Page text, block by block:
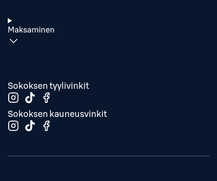
Maksaminen
Sokoksen tyylivinkit
Sokoksen kauneusvinkit